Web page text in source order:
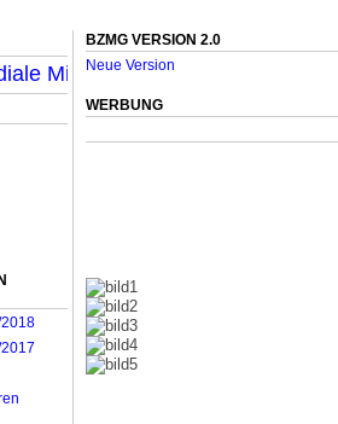
Mit-Mach-Zeitung für
BZMG VERSION 2.0
Neue Version
WERBUNG